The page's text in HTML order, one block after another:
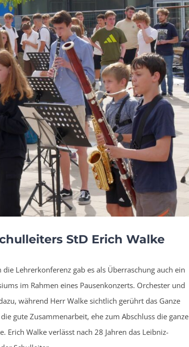
StD Erich Walke
Lehrerkonferenz gab es als Überraschung auch ein
im Rahmen eines Pausenkonzerts. Orchester und
während Herr Walke sichtlich gerührt das Ganze
gute Zusammenarbeit, ehe zum Abschluss die ganze
Erich Walke verlässt nach 28 Jahren das Leibniz-